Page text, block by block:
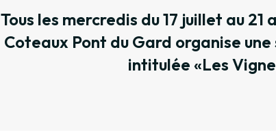
Tous les mercredis du 17 juillet au
Coteaux Pont du Gard organise
intitulée «Les